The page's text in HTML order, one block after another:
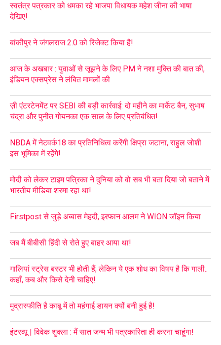
स्वतंत्र पत्रकार को धमका रहे भाजपा विधायक महेश जीना की भाषा
देखिए!
बांकीपुर ने जंगलराज 2.0 को रिजेक्ट किया है!
आज के अखबार : युवाओं से जूझने के लिए PM ने नशा मुक्ति की बात की,
इंडियन एक्सप्रेस ने लंबित मामलों की
ज़ी एंटरटेनमेंट पर SEBI की बड़ी कार्रवाई: दो महीने का मार्केट बैन, सुभाष
चंद्रा और पुनीत गोयनका एक साल के लिए प्रतिबंधित!
NBDA में नेटवर्क18 का प्रतिनिधित्व करेंगी क्षिप्रा जटाना, राहुल जोशी
इस भूमिका में रहेंगे!
मोदी को लेकर टाइम पत्रिका ने दुनिया को वो सब भी बता दिया जो बताने में
भारतीय मीडिया शरमा रहा था!
Firstpost से जुड़े अब्बास मेहदी, इरफान आलम ने WION जॉइन किया
जब मैं बीबीसी हिंदी से रोते हुए बाहर आया था!
गालियां स्ट्रेस बस्टर भी होती हैं; लेकिन ये एक शोध का विषय है कि गाली..
कहाँ, कब और किसे देनी चाहिए!
मुद्रास्फीति है काबू में तो महंगाई डायन क्यों बनी हुई है!
इंटरव्यू | विवेक शुक्ला : मैं सात जन्म भी पत्रकारिता ही करना चाहूंगा!